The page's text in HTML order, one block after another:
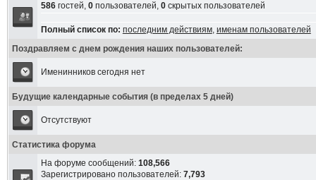
586гостей, 0пользователей, 0скрытых пользователей
Полный список по: последним действиям, именам пользователей
Поздравляем с днем рождения наших пользователей:
Именинников сегодня нет
Будущие календарные события (в пределах 5 дней)
Отсутствуют
Статистика форума
На форуме сообщений: 108,566
Зарегистрировано пользователей: 7,793